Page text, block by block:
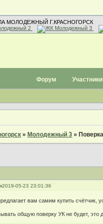
МОЛОДЕЖНЫЙ Г.КРАСНОГОРСК
Форум Участники
» Молодежный 3 »
2019-05-23 23:01:36
вам самим купить счётчик,
общую поверку УК не будет, это